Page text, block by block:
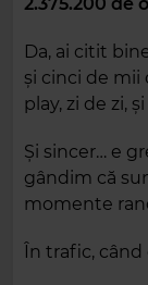
Da, ai citit
și cinci de mii
play, zi de zi,
Și sincer… e
gândim că
momente
În trafic, când